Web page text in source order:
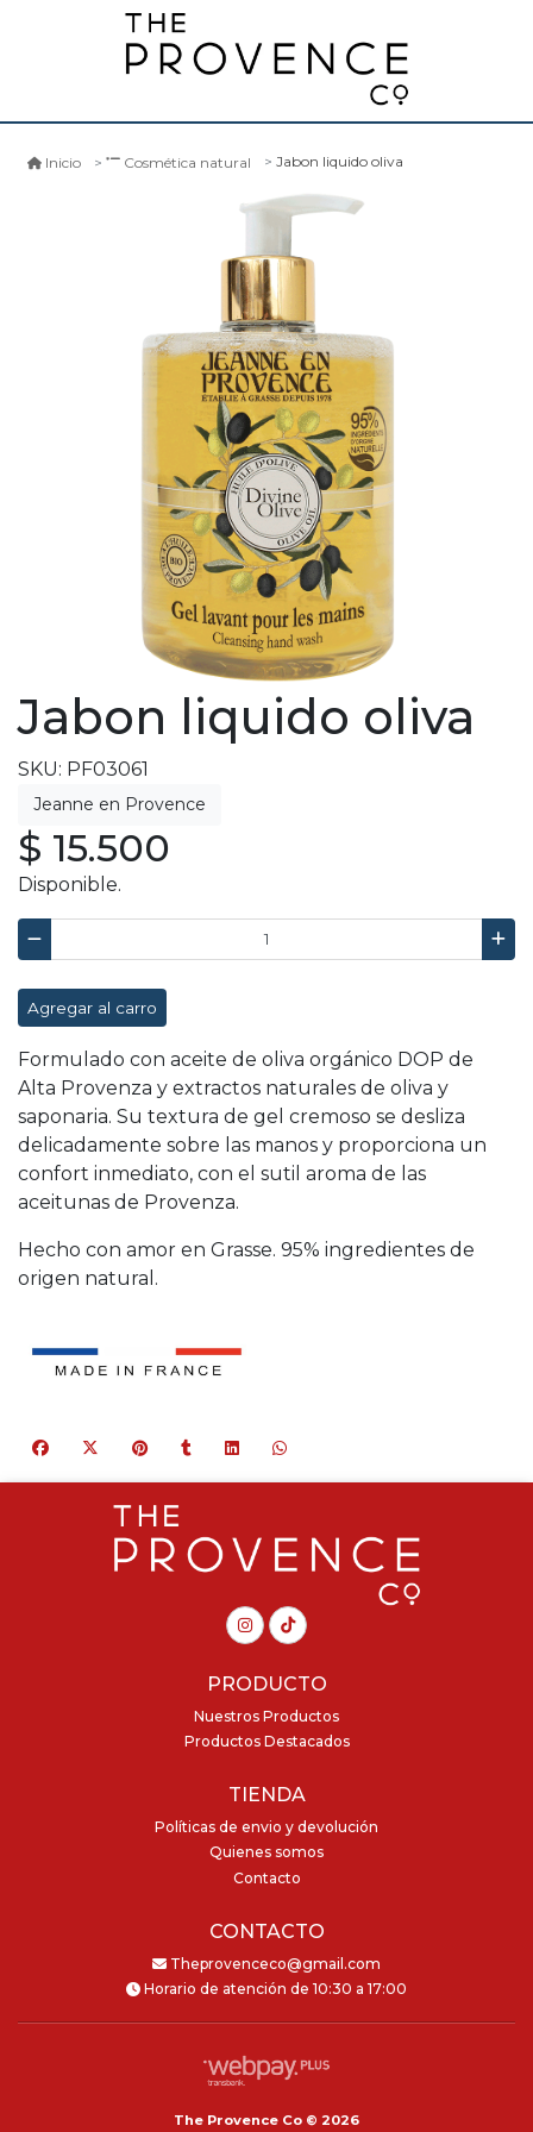
Inicio Cosmética natural Jabon liquido oliva
Jabon liquido oliva
SKU: PF03061
$ 15.500
Disponible.
Agregar al carro
Formulado con aceite de oliva orgánico DOP de
Alta Provenza y extractos naturales de oliva y
saponaria. Su textura de gel cremoso se desliza
delicadamente sobre las manos y proporciona un
confort inmediato, con el sutil aroma de las
aceitunas de Provenza.
Hecho con amor en Grasse. 95% ingredientes de
origen natural.
PRODUCTO
Nuestros Productos
Productos Destacados
TIENDA
Políticas de envio y devolución
Quienes somos
Contacto
CONTACTO
Theprovenceco@gmail.com
Horario de atención de 10:30 a 17:00
The Provence Co © 2026